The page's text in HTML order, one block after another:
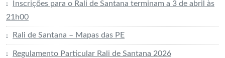
Inscrições para o Rali de Santana terminam a 3 de abril às
21h00
Rali de Santana – Mapas das PE
Regulamento Particular Rali de Santana 2026